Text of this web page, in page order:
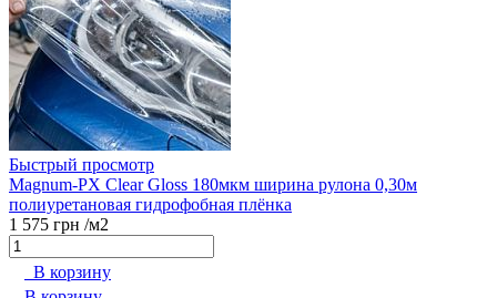
Быстрый просмотр
Magnum-PX Clear Gloss 180мкм ширина рулона 0,30м
полиуретановая гидрофобная плёнка
1 575 грн /м2
В корзину